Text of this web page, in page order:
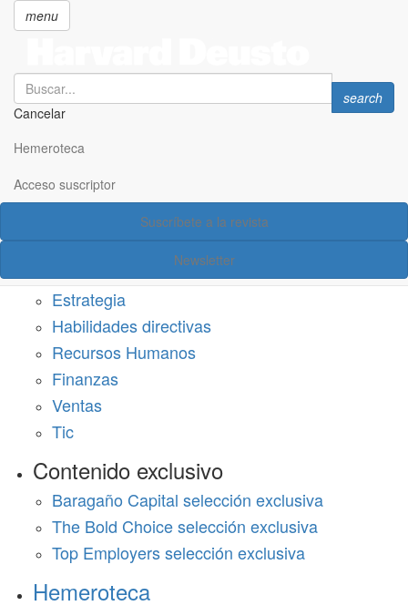
principal
menu
Search
Cancelar
Search
search
Hemeroteca
Acceso suscriptor
Suscríbete a la revista
Newsletter
Acceso suscriptor
Estrategia
Habilidades directivas
Recursos Humanos
Finanzas
Ventas
Tic
Contenido exclusivo
Baragaño Capital selección exclusiva
The Bold Choice selección exclusiva
Top Employers selección exclusiva
Hemeroteca